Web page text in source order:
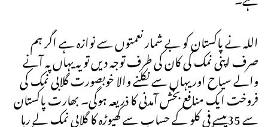
اللہ نے پاکستان کو بے شمار نعمتوں سے نوازہ ہے اگر ہم
صرف اپنی نمک کی کان کی طرف توجہ دیں تو یہ یہاں پہ آنے
والے سیاح اور یہاں سے نکلنے والا خوبصورت گلابی نمک کی
فروخت ایک منافع بخش آمدنی کا ذریعہ ہوگی۔ بھارت پاکستان
سے 35پیسے فی کلو کے حساب سے کھیوڑہ کا گلابی نمک لے رہا